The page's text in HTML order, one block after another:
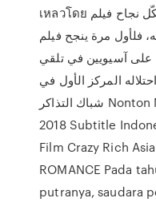
เหลวโดย شكّل نجاح فيلم Crazy Rich Asians مفاجأة
فلأول مرة ينجح فيلم
على آسيويين في تلقي
المركز الأول في
شباك التذاكر Nonton Movie Crazy Rich Asians
2018 Subtitle
Film Crazy Rich
ROMANCE Pada
putranya, saudara